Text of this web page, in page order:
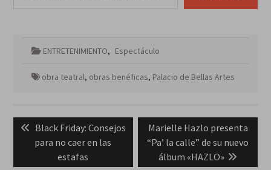
ENTRETENIMIENTO, Espectáculo
obra teatral, obras benéficas, Palacio de Bellas Artes
de
entradas
Previous
post:
Black Friday: Consejos
para no caer en las
estafas
Next
post:
Marielle Hazlo presenta
“Pa’ la calle” de su nuevo
álbum «HAZLO»